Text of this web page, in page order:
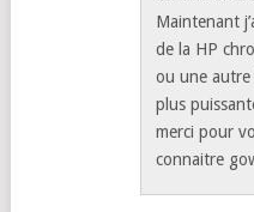
lorsque
ouverts en
cherche une
principal !)
bref je l’ai
gowizyou